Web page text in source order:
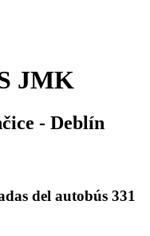
JMK
- Deblín
del autobús 331